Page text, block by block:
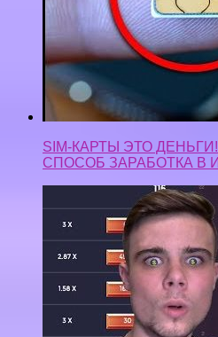
ПРОВЕРКА САЙТА UP-X |
МИНУТ | ПОДНЯЛСЯ